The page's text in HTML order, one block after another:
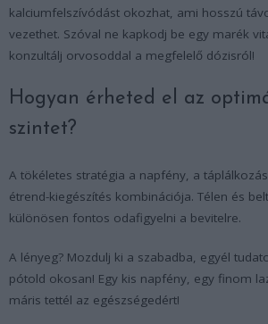
kalciumfelszívódást okozhat, ami hosszú
vezethet. Szóval ne kapkodj be egy marék
konzultálj orvosoddal a megfelelő dózisról!
Hogyan érheted el az
szintet?
A tökéletes stratégia a napfény, a
étrend-kiegészítés kombinációja. Télen és
különösen fontos odafigyelni a bevitelre.
A lényeg? Mozdulj ki a szabadba, egyél
pótold okosan! Egy kis napfény, egy finom
máris tettél az egészségedért!